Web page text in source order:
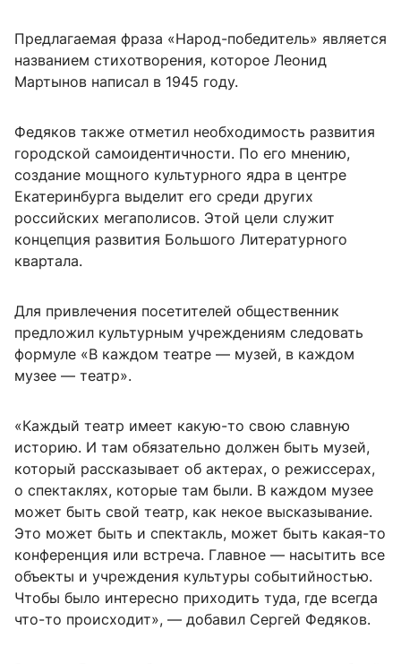
Предлагаемая фраза «Народ-победитель» является
названием стихотворения, которое Леонид
Мартынов написал в 1945 году.
Федяков также отметил необходимость развития
городской самоидентичности. По его мнению,
создание мощного культурного ядра в центре
Екатеринбурга выделит его среди других
российских мегаполисов. Этой цели служит
концепция развития Большого Литературного
квартала.
Для привлечения посетителей общественник
предложил культурным учреждениям следовать
формуле «В каждом театре — музей, в каждом
музее — театр».
«Каждый театр имеет какую-то свою славную
историю. И там обязательно должен быть музей,
который рассказывает об актерах, о режиссерах,
о спектаклях, которые там были. В каждом музее
может быть свой театр, как некое высказывание.
Это может быть и спектакль, может быть какая-то
конференция или встреча. Главное — насытить все
объекты и учреждения культуры событийностью.
Чтобы было интересно приходить туда, где всегда
что-то происходит», — добавил Сергей Федяков.